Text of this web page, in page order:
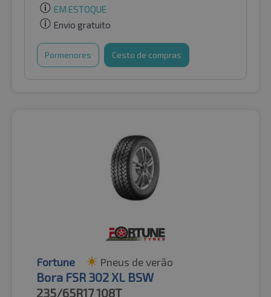
EM ESTOQUE
Envio gratuito
Pormenores Cesto de compras
Fortune Pneus de verão
Bora FSR 302 XL BSW
235/65R17108T